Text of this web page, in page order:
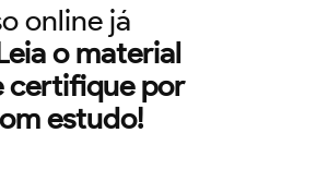
online já
o material
certifique por
estudo!